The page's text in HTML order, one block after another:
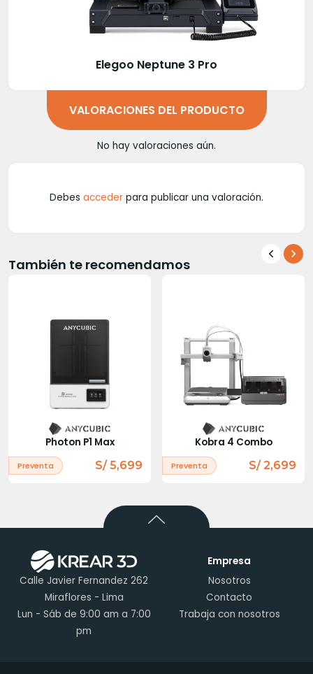
Elegoo Neptune 3 Pro
VALORACIONES DEL PRODUCTO
No hay valoraciones aún.
Debes acceder para publicar una valoración.
También te recomendamos
Photon P1 Max
Preventa S/ 5,699
Kobra 4 Combo
Preventa S/ 2,699
Calle Javier Fernandez 262
Miraflores - Lima
Lun - Sáb de 9:00 am a 7:00
pm
Empresa
Nosotros
Contacto
Trabaja con nosotros